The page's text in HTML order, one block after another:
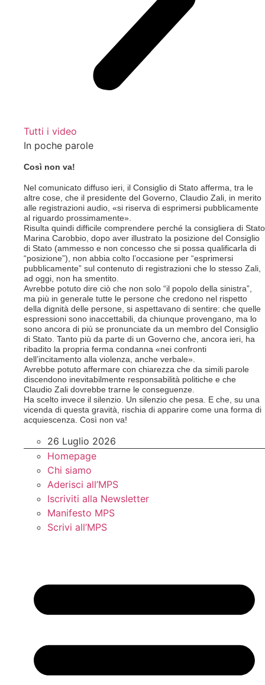
Tutti i video
In poche parole
Così non va!
Nel comunicato diffuso ieri, il Consiglio di Stato afferma, tra le
altre cose, che il presidente del Governo, Claudio Zali, in merito
alle registrazioni audio, «si riserva di esprimersi pubblicamente
al riguardo prossimamente».
Risulta quindi difficile comprendere perché la consigliera di Stato
Marina Carobbio, dopo aver illustrato la posizione del Consiglio
di Stato (ammesso e non concesso che si possa qualificarla di
“posizione”), non abbia colto l’occasione per “esprimersi
pubblicamente” sul contenuto di registrazioni che lo stesso Zali,
ad oggi, non ha smentito.
Avrebbe potuto dire ciò che non solo “il popolo della sinistra”,
ma più in generale tutte le persone che credono nel rispetto
della dignità delle persone, si aspettavano di sentire: che quelle
espressioni sono inaccettabili, da chiunque provengano, ma lo
sono ancora di più se pronunciate da un membro del Consiglio
di Stato. Tanto più da parte di un Governo che, ancora ieri, ha
ribadito la propria ferma condanna «nei confronti
dell’incitamento alla violenza, anche verbale».
Avrebbe potuto affermare con chiarezza che da simili parole
discendono inevitabilmente responsabilità politiche e che
Claudio Zali dovrebbe trarne le conseguenze.
Ha scelto invece il silenzio. Un silenzio che pesa. E che, su una
vicenda di questa gravità, rischia di apparire come una forma di
acquiescenza. Così non va!
26 Luglio 2026
Homepage
Chi siamo
Aderisci all’MPS
Iscriviti alla Newsletter
Manifesto MPS
Scrivi all’MPS